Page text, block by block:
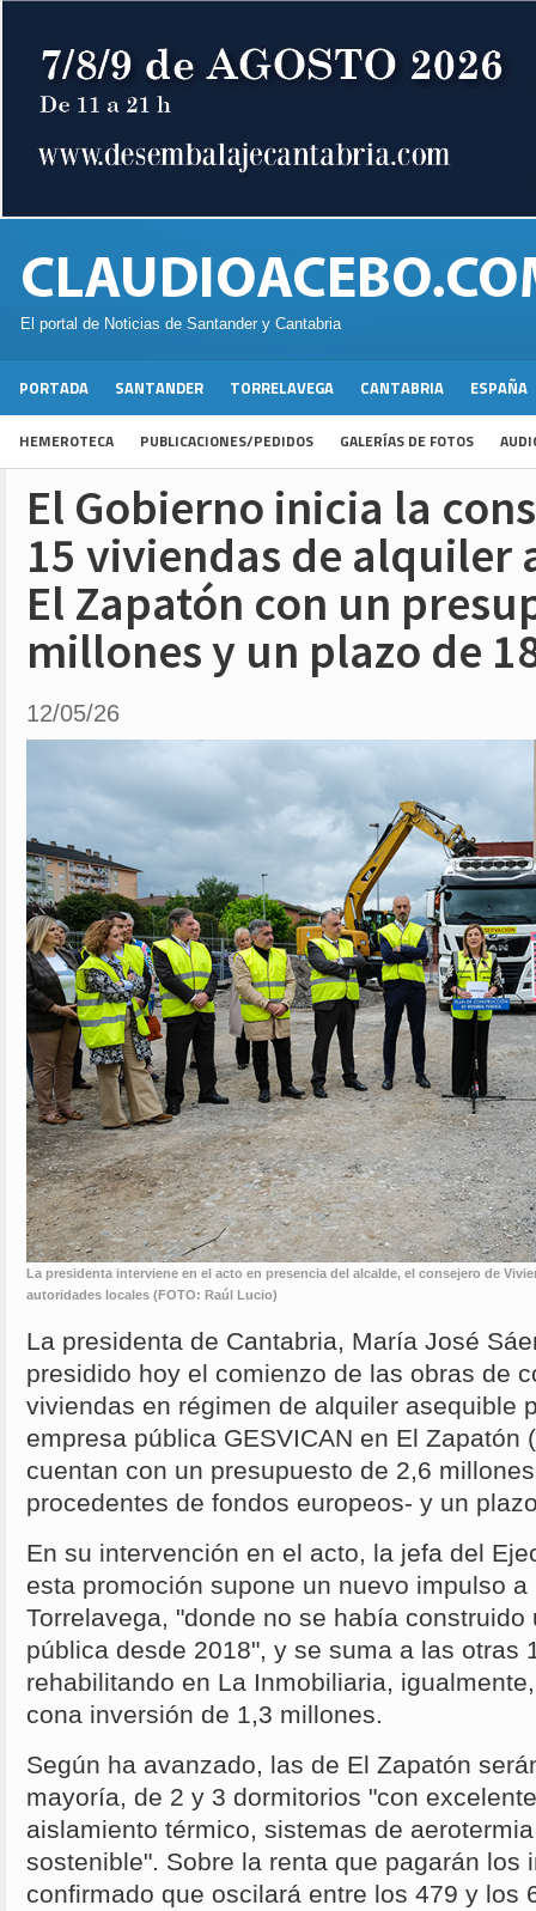
El portal de Noticias de Santander y Cantabria
PORTADA SANTANDER TORRELAVEGA CANTABRIA ESPAÑA
HEMEROTECA PUBLICACIONES/PEDIDOS GALERÍAS DE FOTOS
El Gobierno inicia la
15 viviendas de alquiler
El Zapatón con un
millones y un plazo de
12/05/26
La presidenta interviene en el acto en presencia del alcalde, el consejero de
autoridades locales (FOTO: Raúl Lucio)
La presidenta de Cantabria, María José
presidido hoy el comienzo de las obras de
viviendas en régimen de alquiler asequible
empresa pública GESVICAN en El Zapatón
cuentan con un presupuesto de 2,6
procedentes de fondos europeos- y un
En su intervención en el acto, la jefa del
esta promoción supone un nuevo impulso
Torrelavega, "donde no se había
pública desde 2018", y se suma a las otras
rehabilitando en La Inmobiliaria,
cona inversión de 1,3 millones.
Según ha avanzado, las de El Zapatón
mayoría, de 2 y 3 dormitorios "con
aislamiento térmico, sistemas de
sostenible". Sobre la renta que pagarán los
confirmado que oscilará entre los 479 y los